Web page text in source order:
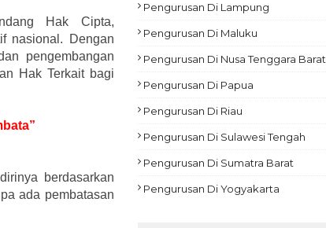
Hak Cipta,
nasional. Dengan
pengembangan
Hak Terkait bagi
berdasarkan
ada pembatasan
Pengurusan Di Lampung
Pengurusan Di Maluku
Pengurusan Di Nusa Tenggara Barat
Pengurusan Di Papua
Pengurusan Di Riau
Pengurusan Di Sulawesi Tengah
Pengurusan Di Sumatra Barat
Pengurusan Di Yogyakarta